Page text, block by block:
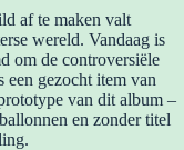
af te maken valt
wereld. Vandaag is
om de controversiële
gezocht item van
van dit album –
en zonder titel